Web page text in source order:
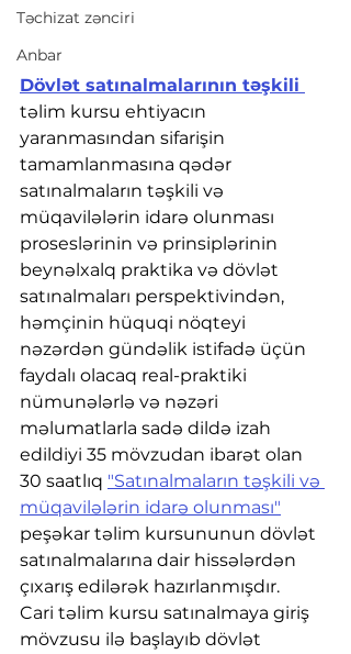
Təchizat zənciri
Anbar
Dövlət satınalmalarının təşkili
təlim kursu ehtiyacın
yaranmasından sifarişin
tamamlanmasına qədər
satınalmaların təşkili və
müqavilələrin idarə olunması
proseslərinin və prinsiplərinin
beynəlxalq praktika və dövlət
satınalmaları perspektivindən,
həmçinin hüquqi nöqteyi
nəzərdən gündəlik istifadə üçün
faydalı olacaq real-praktiki
nümunələrlə və nəzəri
məlumatlarla sadə dildə izah
edildiyi 35 mövzudan ibarət olan
30 saatlıq "Satınalmaların təşkili və
müqavilələrin idarə olunması"
peşəkar təlim kursununun dövlət
satınalmalarına dair hissələrdən
çıxarış edilərək hazırlanmışdır.
Cari təlim kursu satınalmaya giriş
mövzusu ilə başlayıb dövlət